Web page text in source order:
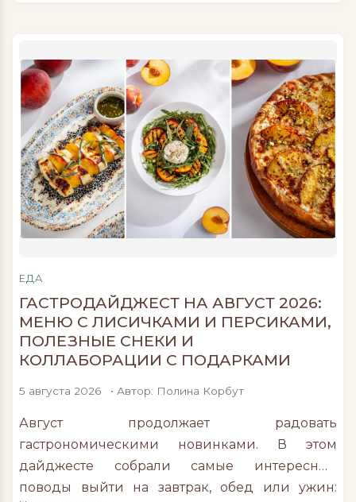
расположен примерно в 40 километрах от
Антальи и всего в […]
ЕДА
ГАСТРОДАЙДЖЕСТ НА АВГУСТ 2026:
МЕНЮ С ЛИСИЧКАМИ И ПЕРСИКАМИ,
ПОЛЕЗНЫЕ СНЕКИ И
КОЛЛАБОРАЦИИ С ПОДАРКАМИ
5 августа 2026 • Автор: Полина Корбут
Август продолжает радовать
гастрономическими новинками. В этом
дайджесте собрали самые интересные
поводы выйти на завтрак, обед или ужин: